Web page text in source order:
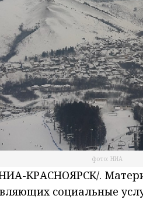
фото: НИА
КРАСНОЯРСК/.
социальные